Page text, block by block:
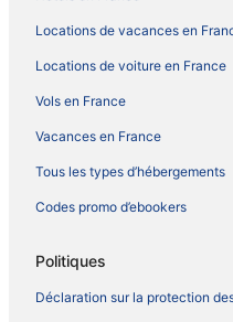
Locations de vacances en
Locations de voiture en France
Vols en France
Vacances en France
Tous les types d’hébergements
Codes promo d’ebookers
Politiques
Déclaration sur la protection